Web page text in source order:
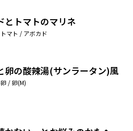
とトマトのマリネ
マト / アボカド
卵の酸辣湯(サンラータン)風
/ 卵(M)